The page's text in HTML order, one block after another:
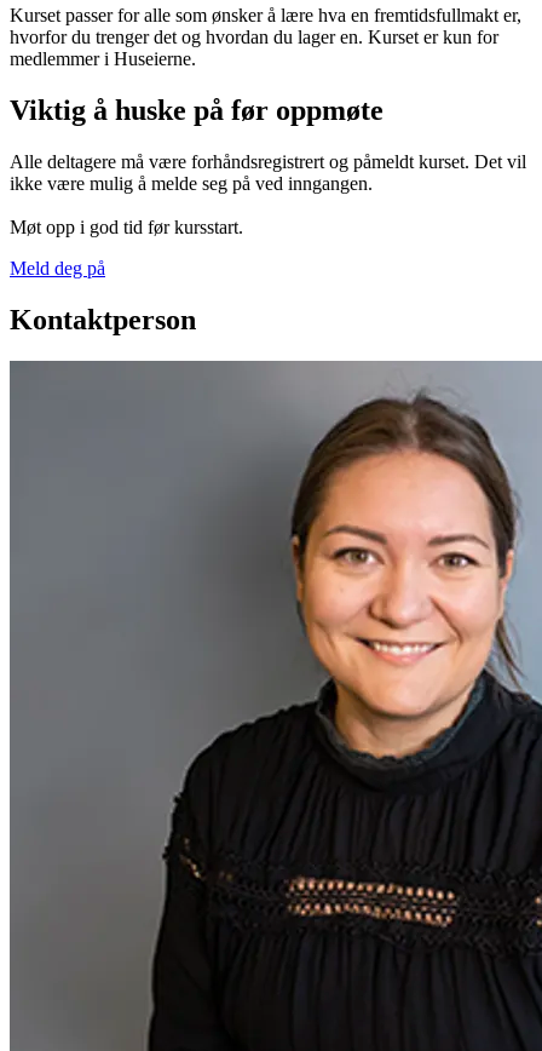
Kurset passer for alle som ønsker å lære hva en fremtidsfullmakt er,
hvorfor du trenger det og hvordan du lager en. Kurset er kun for
medlemmer i Huseierne.
Viktig å huske på før oppmøte
Alle deltagere må være forhåndsregistrert og påmeldt kurset. Det vil
ikke være mulig å melde seg på ved inngangen.
Møt opp i god tid før kursstart.
Meld deg på
Kontaktperson